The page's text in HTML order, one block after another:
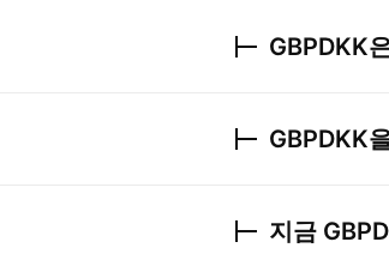
GBPDKK
GBPDKK
지금